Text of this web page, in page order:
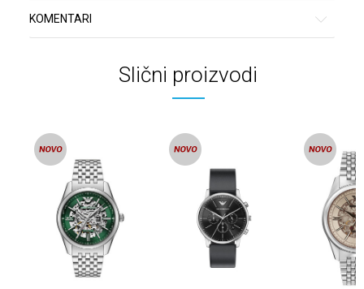
KOMENTARI
Slični proizvodi